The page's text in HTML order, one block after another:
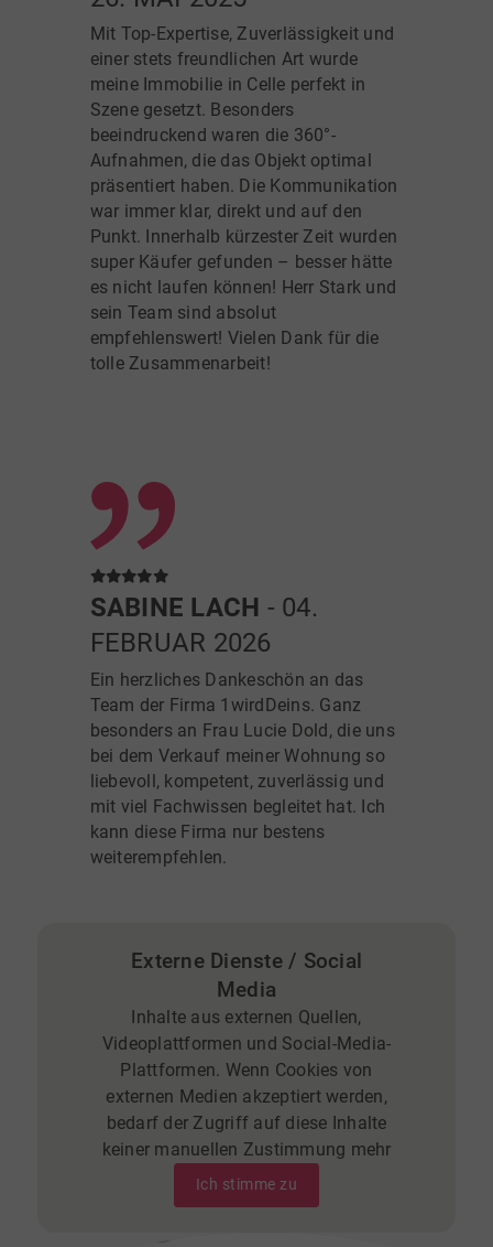
und am Ende wurde ein passender
Käufer gefunden.
Vielen Dank an Herrn Stark und sein
Team für die Unterstützung.
Mit Top-Expertise, Zuverlässigkeit und
einer stets freundlichen Art wurde
meine Immobilie in Celle perfekt in
Szene gesetzt. Besonders
beeindruckend waren die 360°-
Aufnahmen, die das Objekt optimal
präsentiert haben. Die Kommunikation
war immer klar, direkt und auf den
Punkt. Innerhalb kürzester Zeit wurden
super Käufer gefunden – besser hätte
es nicht laufen können! Herr Stark und
sein Team sind absolut
empfehlenswert! Vielen Dank für die
tolle Zusammenarbeit!
SABINE LACH - 04.
FEBRUAR 2026
Ein herzliches Dankeschön an das
Team der Firma 1wirdDeins. Ganz
besonders an Frau Lucie Dold, die uns
bei dem Verkauf meiner Wohnung so
liebevoll, kompetent, zuverlässig und
mit viel Fachwissen begleitet hat. Ich
kann diese Firma nur bestens
weiterempfehlen.
Externe Dienste / Social
Media
Inhalte aus externen Quellen,
Videoplattformen und Social-Media-
Plattformen. Wenn Cookies von
externen Medien akzeptiert werden,
bedarf der Zugriff auf diese Inhalte
keiner manuellen Zustimmung mehr
Ich stimme zu